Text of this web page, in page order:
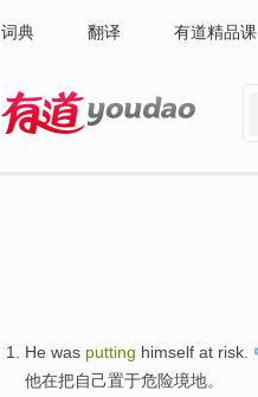
词典 翻译 有道精品课
He was putting himself at risk
他在把自己置于危险境地。